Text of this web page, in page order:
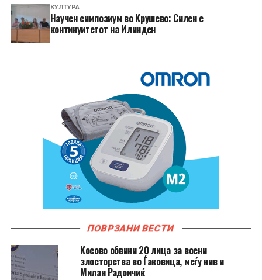
КУЛТУРА
Научен симпозиум во Крушево: Силен е
континуитетот на Илинден
ПОВРЗАНИ ВЕСТИ
Косово обвини 20 лица за воени
злосторства во Ѓаковица, меѓу нив и
Милан Радоичиќ